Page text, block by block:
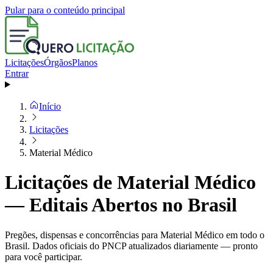
Pular para o conteúdo principal
LicitaçõesÓrgãosPlanos
Entrar
Início
Licitações
Material Médico
Licitações de Material Médico
— Editais Abertos no Brasil
Pregões, dispensas e concorrências para Material Médico em todo o
Brasil. Dados oficiais do PNCP atualizados diariamente — pronto
para você participar.